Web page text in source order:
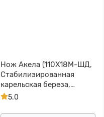
Нож Акела (110Х18М-ШД,
Стабилизированная
карельская береза,
Алюминий)
5.0